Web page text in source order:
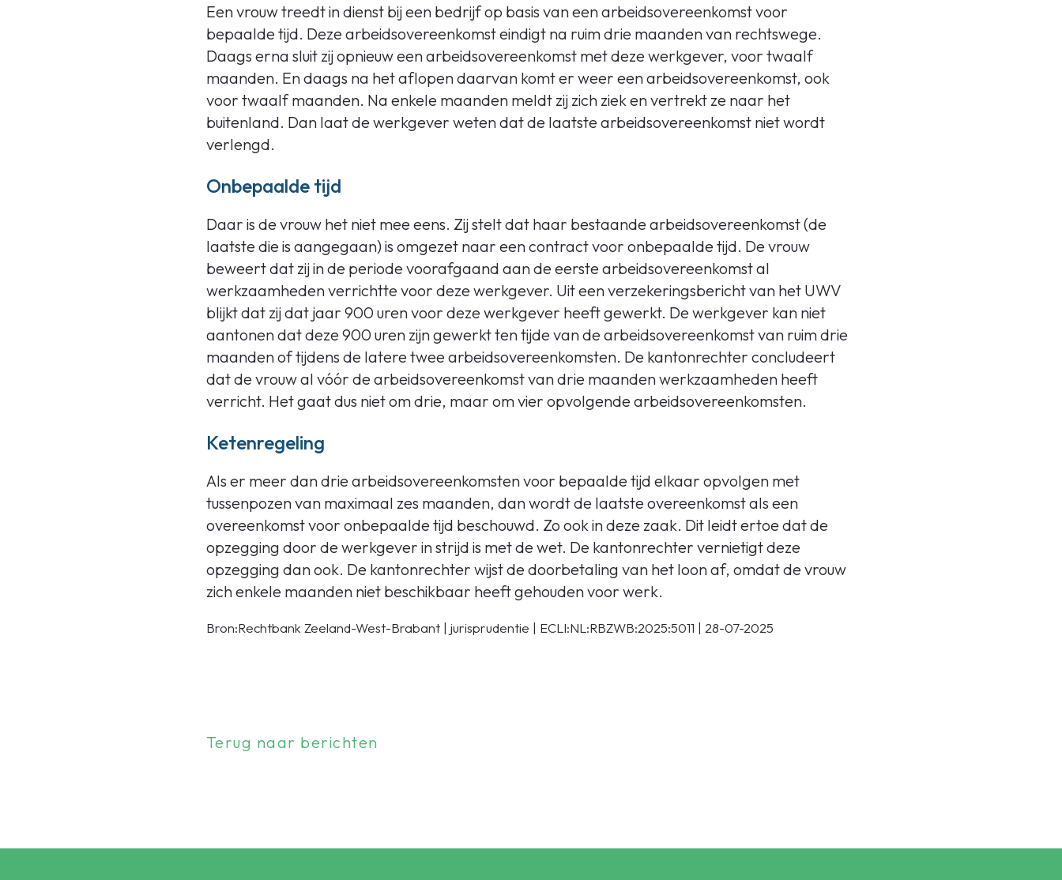
Een vrouw treedt in dienst bij een bedrijf op basis van een arbeidsovereenkomst voor
bepaalde tijd. Deze arbeidsovereenkomst eindigt na ruim drie maanden van rechtswege.
Daags erna sluit zij opnieuw een arbeidsovereenkomst met deze werkgever, voor twaalf
maanden. En daags na het aflopen daarvan komt er weer een arbeidsovereenkomst, ook
voor twaalf maanden. Na enkele maanden meldt zij zich ziek en vertrekt ze naar het
buitenland. Dan laat de werkgever weten dat de laatste arbeidsovereenkomst niet wordt
verlengd.
Onbepaalde tijd
Daar is de vrouw het niet mee eens. Zij stelt dat haar bestaande arbeidsovereenkomst (de
laatste die is aangegaan) is omgezet naar een contract voor onbepaalde tijd. De vrouw
beweert dat zij in de periode voorafgaand aan de eerste arbeidsovereenkomst al
werkzaamheden verrichtte voor deze werkgever. Uit een verzekeringsbericht van het UWV
blijkt dat zij dat jaar 900 uren voor deze werkgever heeft gewerkt. De werkgever kan niet
aantonen dat deze 900 uren zijn gewerkt ten tijde van de arbeidsovereenkomst van ruim drie
maanden of tijdens de latere twee arbeidsovereenkomsten. De kantonrechter concludeert
dat de vrouw al vóór de arbeidsovereenkomst van drie maanden werkzaamheden heeft
verricht. Het gaat dus niet om drie, maar om vier opvolgende arbeidsovereenkomsten.
Ketenregeling
Als er meer dan drie arbeidsovereenkomsten voor bepaalde tijd elkaar opvolgen met
tussenpozen van maximaal zes maanden, dan wordt de laatste overeenkomst als een
overeenkomst voor onbepaalde tijd beschouwd. Zo ook in deze zaak. Dit leidt ertoe dat de
opzegging door de werkgever in strijd is met de wet. De kantonrechter vernietigt deze
opzegging dan ook. De kantonrechter wijst de doorbetaling van het loon af, omdat de vrouw
zich enkele maanden niet beschikbaar heeft gehouden voor werk.
Bron:Rechtbank Zeeland-West-Brabant | jurisprudentie | ECLI:NL:RBZWB:2025:5011 | 28-07-2025
Terug naar berichten